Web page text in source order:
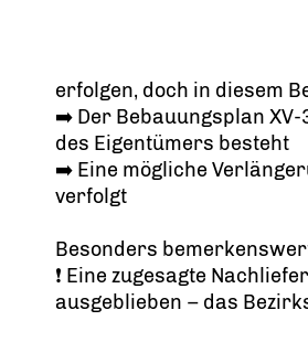
erfolgen, doch in diesem
➡️ Der Bebauungsplan
des Eigentümers besteht
➡️ Eine mögliche
verfolgt
Besonders
❗ Eine zugesagte
ausgeblieben – das